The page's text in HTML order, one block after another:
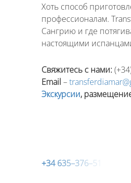
Хоть способ
профессионалам.
Сангрию и где
настоящими
Свяжитесь с нами:
Email –
Экскурсии,
+34 635–376–5